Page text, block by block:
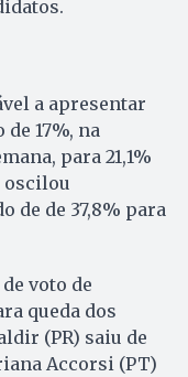
a apresentar
17%, na
para 21,1%
oscilou
de de 37,8% para
voto de
queda dos
(PR) saiu de
Accorsi (PT)